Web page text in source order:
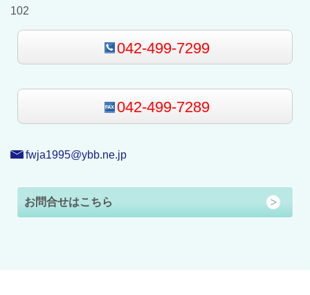
102
042-499-7299
042-499-7289
fwja1995@ybb.ne.jp
お問合せはこちら